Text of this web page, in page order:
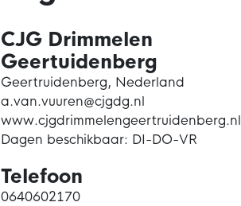
CJG Drimmelen
Geertuidenberg
Geertruidenberg, Nederland
a.van.vuuren@cjgdg.nl
www.cjgdrimmelengeertruidenberg.nl
Dagen beschikbaar: DI-DO-VR
Telefoon
0640602170